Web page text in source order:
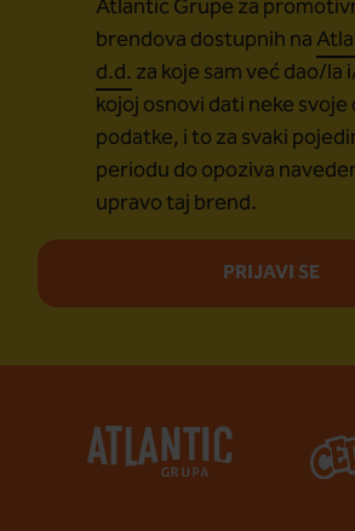
Atlantic Grupe za
brendova dostupnih na
d.d. za koje sam već dao/la
kojoj osnovi dati neke svoje
podatke, i to za svaki
periodu do opoziva
upravo taj brend.
PRIJAVI SE